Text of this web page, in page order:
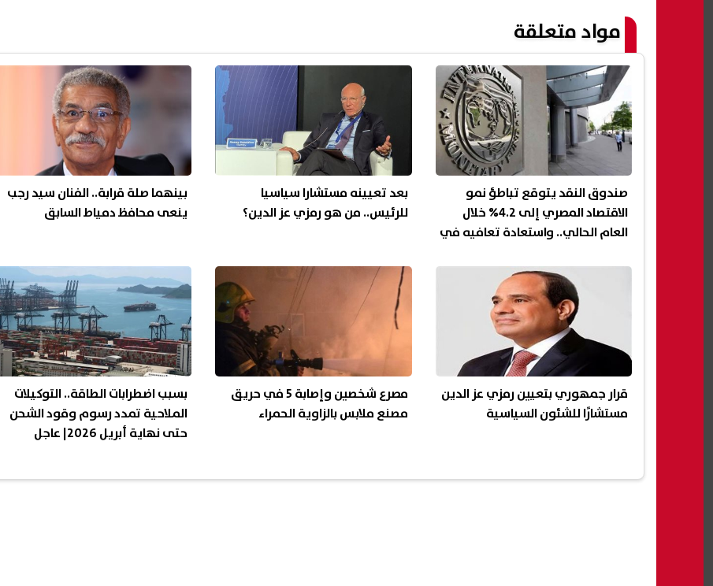
مواد متعلقة
صندوق النقد يتوقع تباطؤ نمو
الاقتصاد المصري إلى 4.2% خلال
العام الحالي.. واستعادة تعافيه في
بعد تعيينه مستشارا سياسيا
للرئيس.. من هو رمزي عز الدين؟
بينهما صلة قرابة.. الفنان سيد رجب
ينعى محافظ دمياط السابق
قرار جمهوري بتعيين رمزي عز الدين
مستشارًا للشئون السياسية
مصرع شخصين وإصابة 5 في حريق
مصنع ملابس بالزاوية الحمراء
بسبب اضطرابات الطاقة.. التوكيلات
الملاحية تمدد رسوم وقود الشحن
حتى نهاية أبريل 2026| عاجل